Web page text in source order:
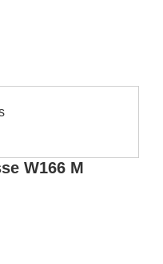
W166 M